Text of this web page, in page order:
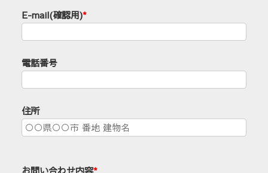
E-mail(確認用)*
電話番号
住所
お問い合わせ内容*